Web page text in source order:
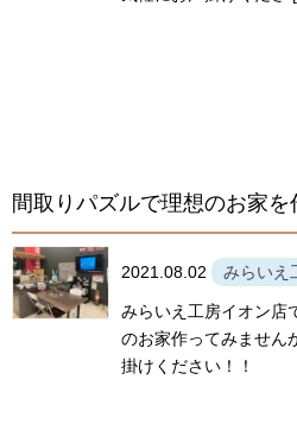
間取りパズルで理想のお家を
2021.08.02 みらいえ
みらいえ工房イオン店
のお家作ってみません
掛けください！！